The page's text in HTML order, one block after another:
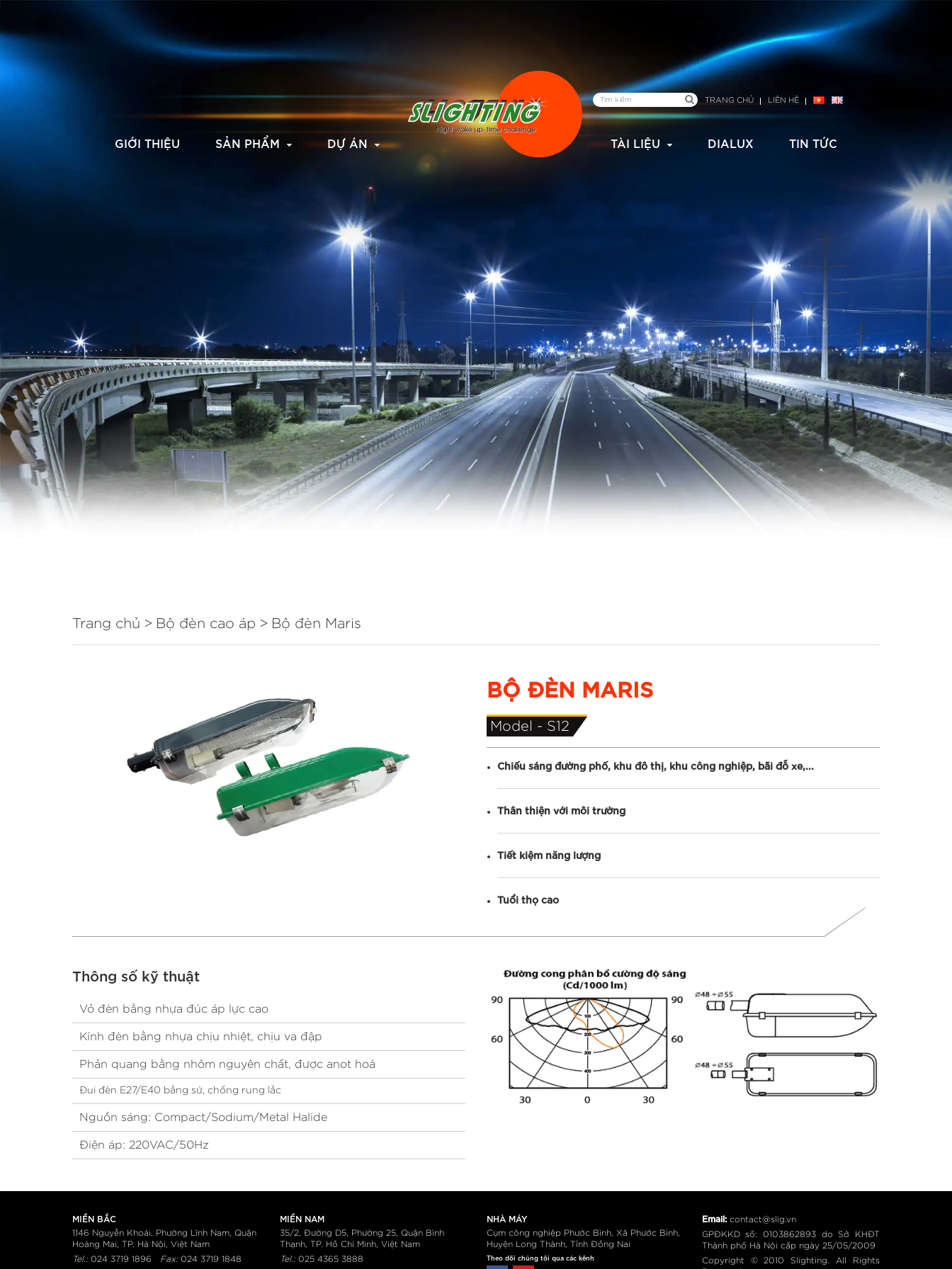
GIỚI THIỆU SẢN PHẨM DỰ ÁN
TRANG CHỦ LIÊN HỆ
TÀI LIỆU DIALUX TIN TỨC
Trang chủ Bộ đèn cao áp Bộ đèn Maris
BỘ ĐÈN MARIS
Model - S12
Chiếu sáng đường phố, khu đô thị, khu công nghiệp, bãi đỗ xe,...
Thân thiện với môi trường
Tiết kiệm năng lượng
Tuổi thọ cao
Thông số kỹ thuật
Vỏ đèn bằng nhựa đúc áp lực cao
Kính đèn bằng nhựa chịu nhiệt, chịu va đập
Phản quang bằng nhôm nguyên chất, được anot hoá
Đui đèn E27/E40 bằng sứ, chống rung lắc
Nguồn sáng: Compact/Sodium/Metal Halide
Điện áp: 220VAC/50Hz
MIỀN BẮC
1146 Nguyễn Khoái, Phường Lĩnh Nam, Quận
Hoàng Mai, TP. Hà Nội, Việt Nam
Tel.:024 3719 1896 Fax:024 3719 1848
MIỀN NAM
35/2, Đường D5, Phường 25, Quận Bình
Thạnh, TP. Hồ Chí Minh, Việt Nam
Tel.:025 4365 3888
NHÀ MÁY
Cụm công nghiệp Phước Bình, Xã Phước Bình,
Huyện Long Thành, Tỉnh Đồng Nai
Theo dõi chúng tôi qua các kênh
Email:contact@slig.vn
GPĐKKD số: 0103862893 do Sở KHĐT
Thành phố Hà Nội cấp ngày 25/05/2009
Copyright © 2010 Slighting. All Rights